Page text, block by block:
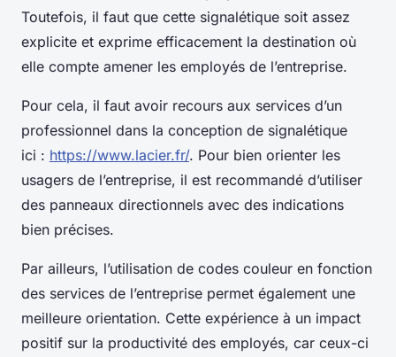
Toutefois, il faut que cette signalétique soit assez
explicite et exprime efficacement la destination où
elle compte amener les employés de l’entreprise.
Pour cela, il faut avoir recours aux services d’un
professionnel dans la conception de signalétique
ici : https://www.lacier.fr/. Pour bien orienter les
usagers de l’entreprise, il est recommandé d’utiliser
des panneaux directionnels avec des indications
bien précises.
Par ailleurs, l’utilisation de codes couleur en fonction
des services de l’entreprise permet également une
meilleure orientation. Cette expérience à un impact
positif sur la productivité des employés, car ceux-ci